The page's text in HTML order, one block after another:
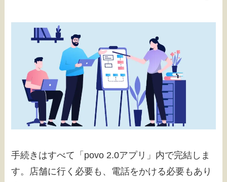
手続きはすべて「povo 2.0アプリ」内で完結しま
す。店舗に行く必要も、電話をかける必要もあり